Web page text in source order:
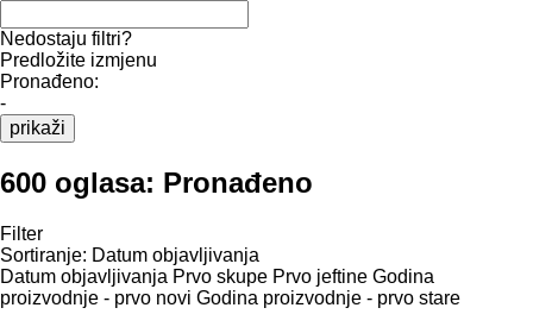
Nedostaju filtri?
Predložite izmjenu
Pronađeno:
-
prikaži
600 oglasa: Pronađeno
Filter
Sortiranje: Datum objavljivanja
Datum objavljivanja Prvo skupe Prvo jeftine Godina
proizvodnje - prvo novi Godina proizvodnje - prvo stare